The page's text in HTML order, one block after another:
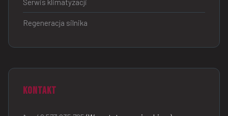
Serwis klimatyzacji
Regeneracja silnika
Kontakt